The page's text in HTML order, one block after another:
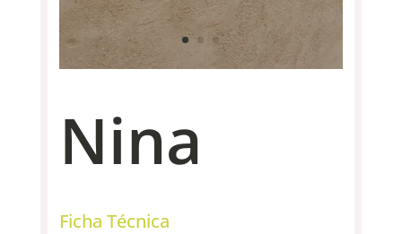
Nina
Ficha Técnica